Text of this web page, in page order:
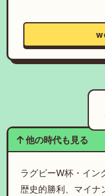
他の時代も見る
ラグビーW杯・イン
歴史的勝利、マイナ